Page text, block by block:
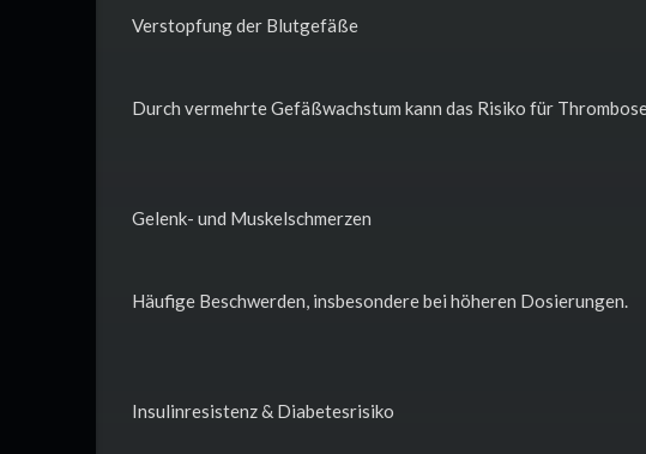
Verstopfung der Blutgefäße
Durch vermehrte Gefäßwachstum kann das Risiko für
Gelenk- und Muskelschmerzen
Häufige Beschwerden, insbesondere bei höheren Dosierungen.
Insulinresistenz & Diabetesrisiko